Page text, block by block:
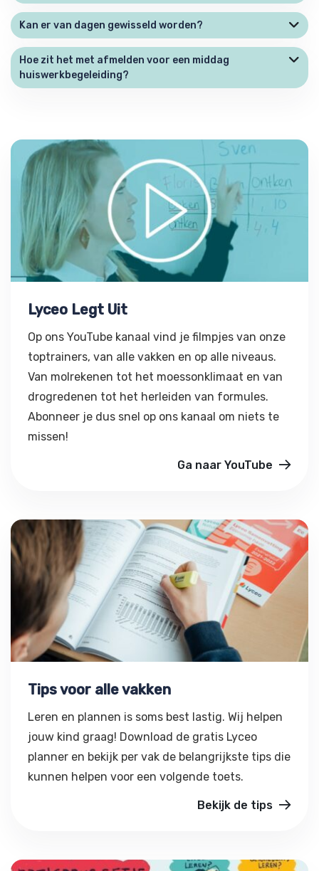
Kan er van dagen gewisseld worden?
Hoe zit het met afmelden voor een middag
huiswerkbegeleiding?
Lyceo Legt Uit
Lyceo Legt Uit
Op ons YouTube kanaal vind je filmpjes van onze
toptrainers, van alle vakken en op alle niveaus.
Van molrekenen tot het moessonklimaat en van
drogredenen tot het herleiden van formules.
Abonneer je dus snel op ons kanaal om niets te
missen!
Ga naar YouTube
Tips voor alle vakken
Tips voor alle vakken
Leren en plannen is soms best lastig. Wij helpen
jouw kind graag! Download de gratis Lyceo
planner en bekijk per vak de belangrijkste tips die
kunnen helpen voor een volgende toets.
Bekijk de tips